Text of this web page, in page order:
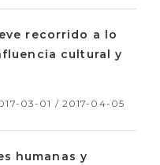
recorrido a lo
cultural y
03-01 / 2017-04-05
humanas y